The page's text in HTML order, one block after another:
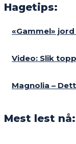
Hagetips:
«Gammel»
Video: Slik
Magnolia –
Mest lest nå: